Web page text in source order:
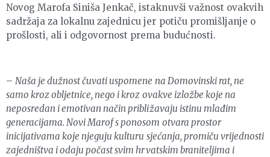
Novog Marofa Siniša Jenkač, istaknuvši važnost ovakvih
sadržaja za lokalnu zajednicu jer potiču promišljanje o
prošlosti, ali i odgovornost prema budućnosti.
– Naša je dužnost čuvati uspomene na Domovinski rat, ne
samo kroz obljetnice, nego i kroz ovakve izložbe koje na
neposredan i emotivan način približavaju istinu mlađim
generacijama. Novi Marof s ponosom otvara prostor
inicijativama koje njeguju kulturu sjećanja, promiču vrijednosti
zajedništva i odaju počast svim hrvatskim braniteljima i